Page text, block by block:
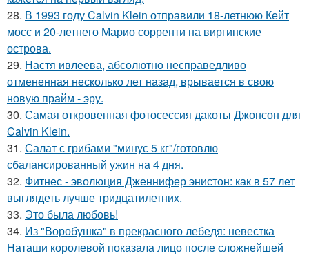
28. В 1993 году Calvin Klein отправили 18-летнюю Кейт
мосс и 20-летнего Марио сорренти на виргинские
острова.
29. Настя ивлеева, абсолютно несправедливо
отмененная несколько лет назад, врывается в свою
новую прайм - эру.
30. Самая откровенная фотосессия дакоты Джонсон для
Calvin Klein.
31. Салат с грибами "минус 5 кг"/готовлю
сбалансированный ужин на 4 дня.
32. Фитнес - эволюция Дженнифер энистон: как в 57 лет
выглядеть лучше тридцатилетних.
33. Это была любовь!
34. Из "Воробушка" в прекрасного лебедя: невестка
Наташи королевой показала лицо после сложнейшей